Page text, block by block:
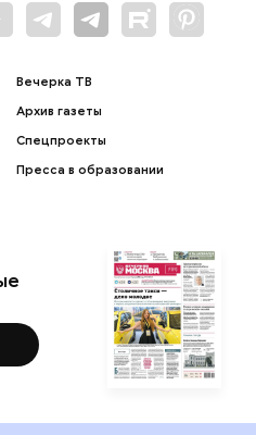
Вечерка ТВ
Архив газеты
Спецпроекты
Пресса в образовании